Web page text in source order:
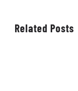
Related Posts